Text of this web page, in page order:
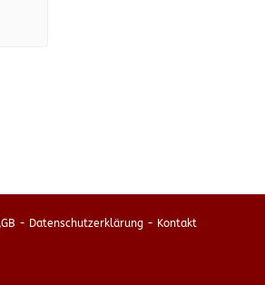
- Datenschutzerklärung - Kontakt